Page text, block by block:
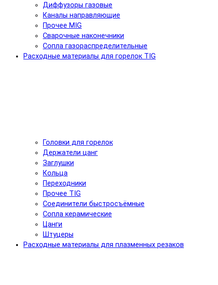
Диффузоры газовые
Каналы направляющие
Прочее MIG
Сварочные наконечники
Сопла газораспределительные
Расходные материалы для горелок TIG
Головки для горелок
Держатели цанг
Заглушки
Кольца
Переходники
Прочее TIG
Соединители быстросъёмные
Сопла керамические
Цанги
Штуцеры
Расходные материалы для плазменных резаков